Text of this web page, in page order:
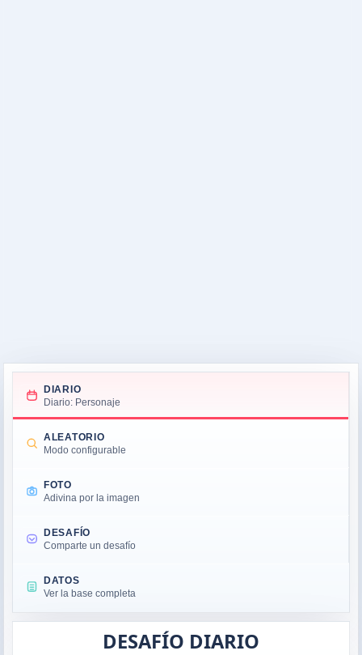
DIARIO
Diario: Personaje
ALEATORIO
Modo configurable
FOTO
Adivina por la imagen
DESAFÍO
Comparte un desafío
DATOS
Ver la base completa
DESAFÍO DIARIO